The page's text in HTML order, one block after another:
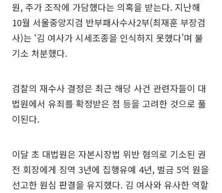
원, 주가 조작에 가담했다는 의혹을 받는다. 지난해
10월 서울중앙지검 반부패사수사2부(최재훈 부장검
사)는 ‘김 여사가 시세조종을 인식하지 못했다’며 불
기소 처분했다.
검찰의 재수사 결정은 최근 해당 사건 관련자들이 대
법원에서 유죄를 확정받은 점 등을 고려한 것으로 풀
이된다.
이달 초 대법원은 자본시장법 위반 혐의로 기소된 권
전 회장에게 징역 3년에 집행유예 4년, 벌금 5억 원을
선고한 원심 판결을 유지했다. 김 여사와 유사한 역할